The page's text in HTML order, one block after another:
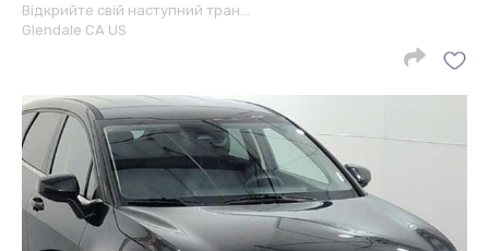
Відкрийте свій наступний тран…
Glendale CA US